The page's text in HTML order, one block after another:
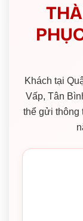
Khách tại
Vấp, Tân
thể gửi thông